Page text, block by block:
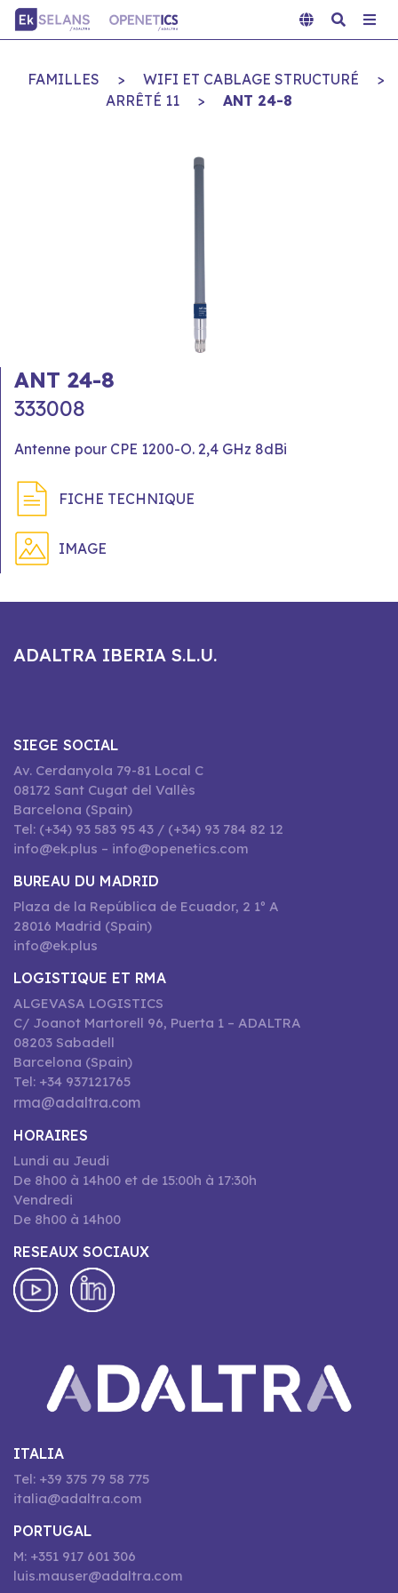
FAMILLES > WIFI ET CABLAGE STRUCTURÉ
>
ARRÊTÉ 11
> ANT 24-8
ANT 24-8
333008
Antenne pour CPE 1200-O. 2,4 GHz 8dBi
FICHE TECHNIQUE
IMAGE
ADALTRA IBERIA S.L.U.
SIEGE SOCIAL
Av. Cerdanyola 79-81 Local C
08172 Sant Cugat del Vallès
Barcelona (Spain)
Tel: (+34) 93 583 95 43 / (+34) 93 784 82 12
info@ek.plus – info@openetics.com
BUREAU DU MADRID
Plaza de la República de Ecuador, 2 1º A
28016 Madrid (Spain)
info@ek.plus
LOGISTIQUE ET RMA
ALGEVASA LOGISTICS
C/ Joanot Martorell 96, Puerta 1 – ADALTRA
08203 Sabadell
Barcelona (Spain)
Tel: +34 937121765
rma@adaltra.com
HORAIRES
Lundi au Jeudi
De 8h00 à 14h00 et de 15:00h à 17:30h
Vendredi
De 8h00 à 14h00
RESEAUX SOCIAUX
ITALIA
Tel: +39 375 79 58 775
italia@adaltra.com
PORTUGAL
M: +351 917 601 306
luis.mauser@adaltra.com